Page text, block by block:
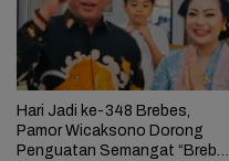
Hari Jadi ke-348 Brebes,
Pamor Wicaksono Dorong
Penguatan Semangat “Brebes